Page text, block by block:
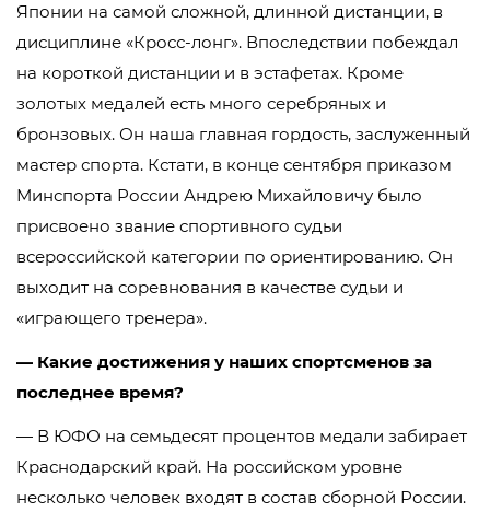
Японии на самой сложной, длинной дистанции, в
дисциплине «Кросс-лонг». Впоследствии побеждал
на короткой дистанции и в эстафетах. Кроме
золотых медалей есть много серебряных и
бронзовых. Он наша главная гордость, заслуженный
мастер спорта. Кстати, в конце сентября приказом
Минспорта России Андрею Михайловичу было
присвоено звание спортивного судьи
всероссийской категории по ориентированию. Он
выходит на соревнования в качестве судьи и
«играющего тренера».
— Какие достижения у наших спортсменов за
последнее время?
— В ЮФО на семьдесят процентов медали забирает
Краснодарский край. На российском уровне
несколько человек входят в состав сборной России.